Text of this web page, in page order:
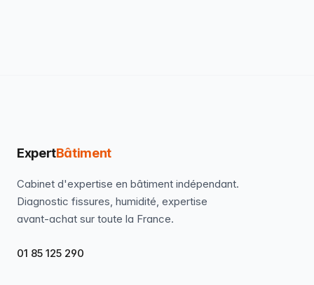
ExpertBâtiment
Cabinet d'expertise en bâtiment indépendant.
Diagnostic fissures, humidité, expertise
avant-achat sur toute la France.
01 85 125 290